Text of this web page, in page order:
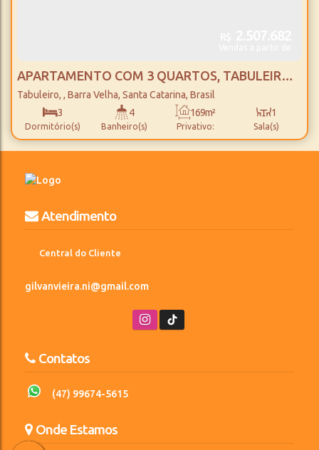
APARTAMENTO COM 3 QUARTOS, TABULEIRO -
BARRA VELHA
Tabuleiro , Barra Velha, Santa Catarina, Brasil
3
Dormitório(s)
4
Banheiro(s) Privativo:
169m² 1
Sala(s)
3 2 1273m²
Atendimento
Central do Cliente
gilvanvieira.ni@gmail.com
Contatos
(47) 99674-5615
Onde Estamos